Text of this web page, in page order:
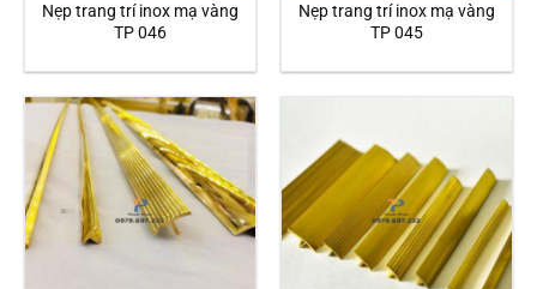
Nẹp trang trí inox mạ vàng
TP 046
Nẹp trang trí inox mạ vàng
TP 045